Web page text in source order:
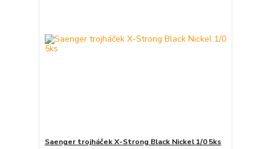
Saenger trojháček X-Strong Black Nickel 1/0 5ks